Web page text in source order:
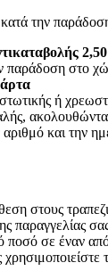
AV
6.30mm²
την
στο
ή
και την
στους
παραγγελίας
ποσό σε έναν